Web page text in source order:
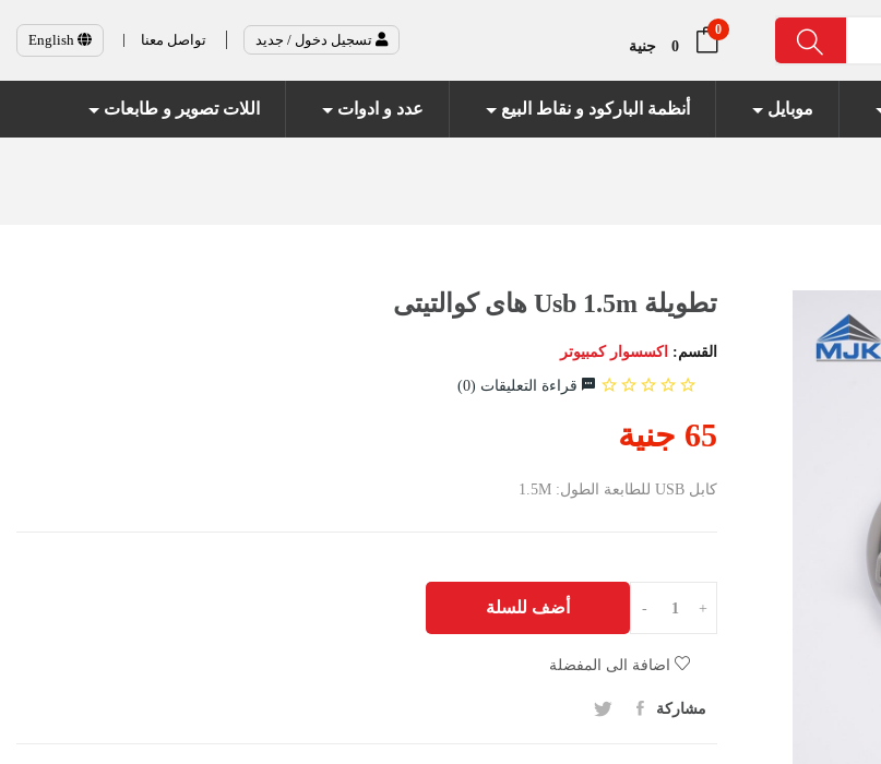
0 جنية تسجيل دخول / جديد تواصل معنا
موبايل أنظمة الباركود و نقاط البيع عدد و ادوات اللات تصوير و طابعات
تطويلة Usb 1.5m هاى كوالتيتى
القسم: اكسسوار كمبيوتر
قراءة التعليقات (0)
65 جنية
كابل USB للطابعة الطول: 1.5M
- + أضف للسلة
اضافة الى المفضلة
مشاركة